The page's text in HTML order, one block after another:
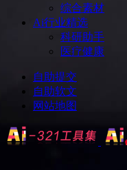
综合素材
Ai行业精选
科研助手
医疗健康
自助提交
自助软文
网站地图